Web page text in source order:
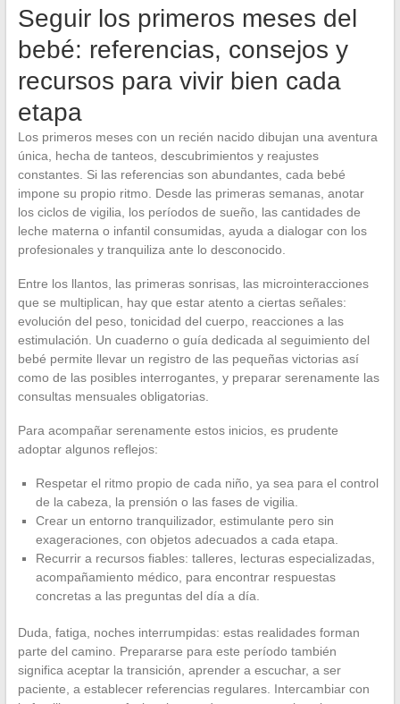
Seguir los primeros meses del
bebé: referencias, consejos y
recursos para vivir bien cada
etapa
Los primeros meses con un recién nacido dibujan una aventura
única, hecha de tanteos, descubrimientos y reajustes
constantes. Si las referencias son abundantes, cada bebé
impone su propio ritmo. Desde las primeras semanas, anotar
los ciclos de vigilia, los períodos de sueño, las cantidades de
leche materna o infantil consumidas, ayuda a dialogar con los
profesionales y tranquiliza ante lo desconocido.
Entre los llantos, las primeras sonrisas, las microinteracciones
que se multiplican, hay que estar atento a ciertas señales:
evolución del peso, tonicidad del cuerpo, reacciones a las
estimulación. Un cuaderno o guía dedicada al seguimiento del
bebé permite llevar un registro de las pequeñas victorias así
como de las posibles interrogantes, y preparar serenamente las
consultas mensuales obligatorias.
Para acompañar serenamente estos inicios, es prudente
adoptar algunos reflejos:
Respetar el ritmo propio de cada niño, ya sea para el control
de la cabeza, la prensión o las fases de vigilia.
Crear un entorno tranquilizador, estimulante pero sin
exageraciones, con objetos adecuados a cada etapa.
Recurrir a recursos fiables: talleres, lecturas especializadas,
acompañamiento médico, para encontrar respuestas
concretas a las preguntas del día a día.
Duda, fatiga, noches interrumpidas: estas realidades forman
parte del camino. Prepararse para este período también
significa aceptar la transición, aprender a escuchar, a ser
paciente, a establecer referencias regulares. Intercambiar con